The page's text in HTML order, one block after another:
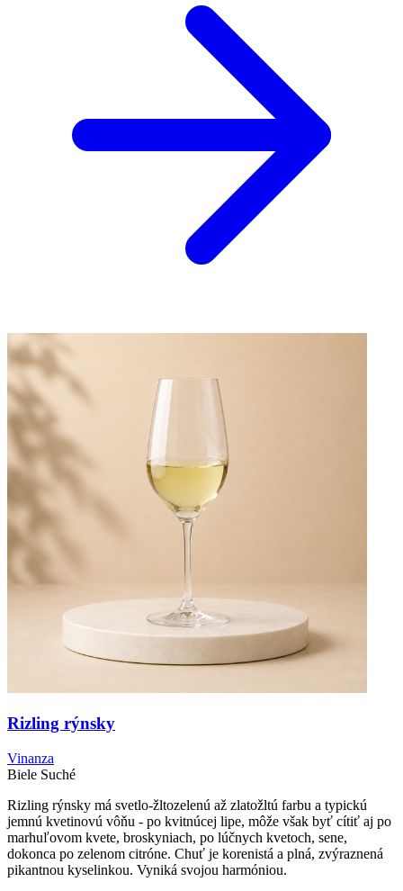
Rizling rýnsky
Vinanza
Biele Suché
Rizling rýnsky má svetlo-žltozelenú až zlatožltú farbu a typickú
jemnú kvetinovú vôňu - po kvitnúcej lipe, môže však byť cítiť aj po
marhuľovom kvete, broskyniach, po lúčnych kvetoch, sene,
dokonca po zelenom citróne. Chuť je korenistá a plná, zvýraznená
pikantnou kyselinkou. Vyniká svojou harmóniou.